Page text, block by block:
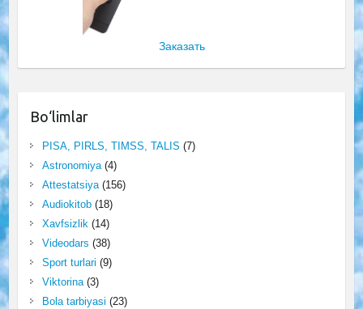
Заказать
Bo‘limlar
PISA, PIRLS, TIMSS, TALIS (7)
Astronomiya(4)
Attestatsiya(156)
Audiokitob(18)
Xavfsizlik(14)
Videodars (38)
Sport turlari (9)
Viktorina(3)
Bola tarbiyasi (23)